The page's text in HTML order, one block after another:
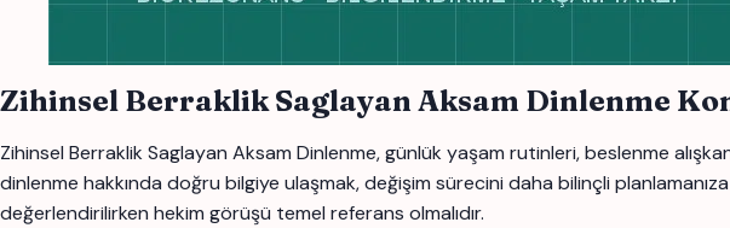
Zihinsel Berraklik Saglayan Aksam Dinlenme
Zihinsel Berraklik Saglayan Aksam Dinlenme, günlük yaşam rutinleri, beslenme
dinlenme hakkında doğru bilgiye ulaşmak, değişim sürecini daha bilinçli
değerlendirilirken hekim görüşü temel referans olmalıdır.